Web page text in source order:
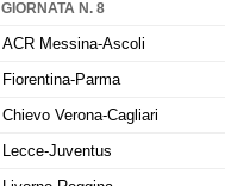
GIORNATA N. 8
ACR Messina-Ascoli
Fiorentina-Parma
Chievo Verona-Cagliari
Lecce-Juventus